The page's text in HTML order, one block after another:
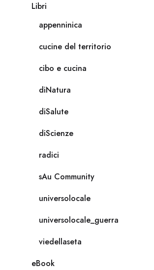
Libri
appenninica
cucine del territorio
cibo e cucina
diNatura
diSalute
diScienze
radici
sAu Community
universolocale
universolocale_guerra
viedellaseta
eBook